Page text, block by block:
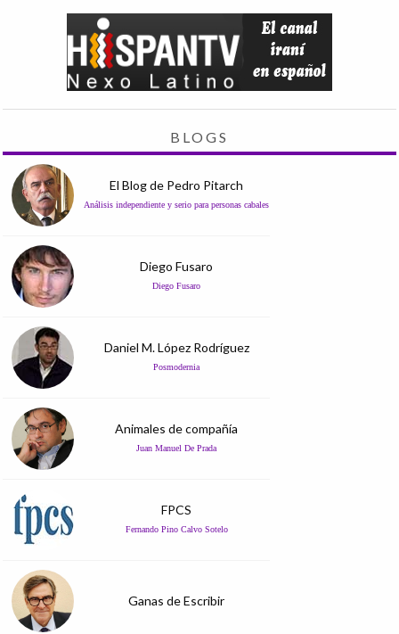
BLOGS
El Blog de Pedro Pitarch
Análisis independiente y serio para personas cabales
Diego Fusaro
Diego Fusaro
Daniel M. López Rodríguez
Posmodernia
Animales de compañía
Juan Manuel De Prada
FPCS
Fernando Pino Calvo Sotelo
Ganas de Escribir